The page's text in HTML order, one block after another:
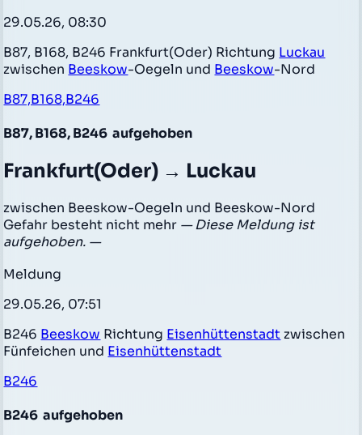
29.05.26, 08:30
B87, B168, B246 Frankfurt(Oder) Richtung Luckau
zwischen Beeskow-Oegeln und Beeskow-Nord
B87,B168,B246
B87, B168, B246 aufgehoben
Frankfurt(Oder) → Luckau
zwischen Beeskow-Oegeln und Beeskow-Nord
Gefahr besteht nicht mehr — Diese Meldung ist
aufgehoben. —
Meldung
29.05.26, 07:51
B246 Beeskow Richtung Eisenhüttenstadt zwischen
Fünfeichen und Eisenhüttenstadt
B246
B246 aufgehoben